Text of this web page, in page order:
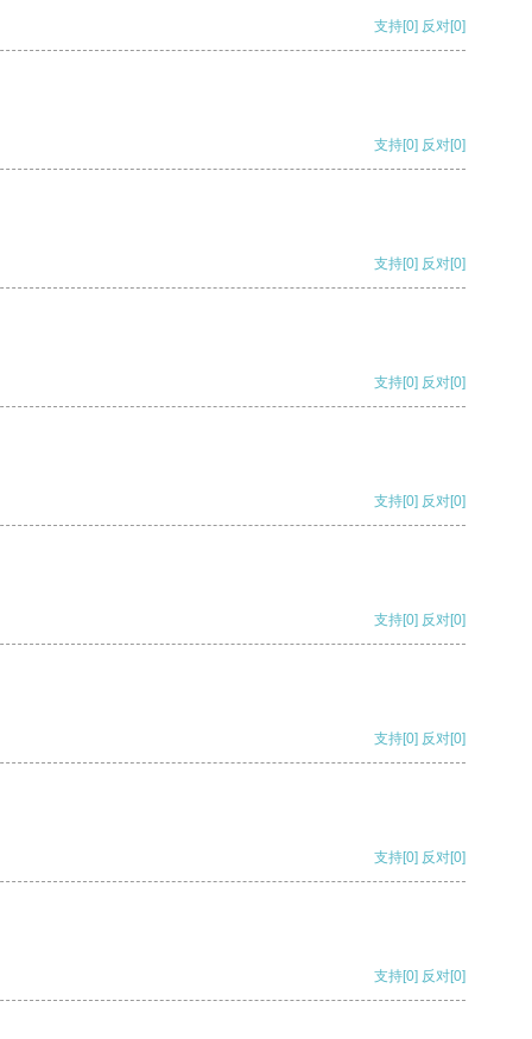
支持[0] 反对[0]
支持[0] 反对[0]
支持[0] 反对[0]
支持[0] 反对[0]
支持[0] 反对[0]
支持[0] 反对[0]
支持[0] 反对[0]
支持[0] 反对[0]
支持[0] 反对[0]